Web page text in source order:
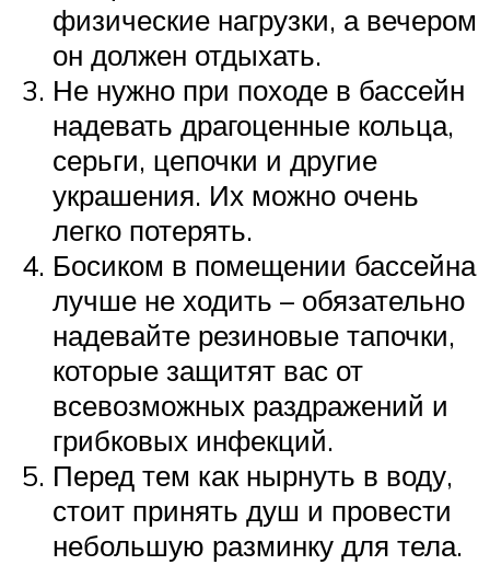
физические нагрузки, а вечером
он должен отдыхать.
Не нужно при походе в бассейн
надевать драгоценные кольца,
серьги, цепочки и другие
украшения. Их можно очень
легко потерять.
Босиком в помещении бассейна
лучше не ходить – обязательно
надевайте резиновые тапочки,
которые защитят вас от
всевозможных раздражений и
грибковых инфекций.
Перед тем как нырнуть в воду,
стоит принять душ и провести
небольшую разминку для тела.